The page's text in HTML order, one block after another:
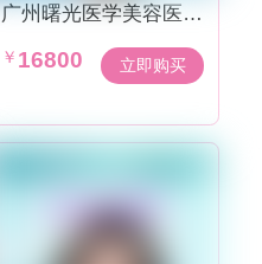
广州曙光医学美容医院
套餐
￥ 16800 立即购买